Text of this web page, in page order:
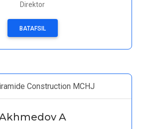
Direktor
BATAFSIL
Construction MCHJ
A